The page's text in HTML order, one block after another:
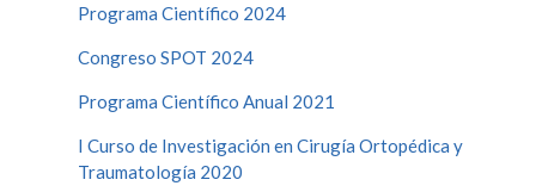
Programa Científico 2024
Congreso SPOT 2024
Programa Científico Anual 2021
I Curso de Investigación en Cirugía Ortopédica y
Traumatología 2020